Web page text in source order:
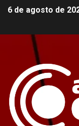
6 de agosto de